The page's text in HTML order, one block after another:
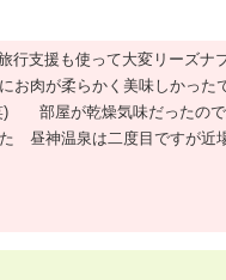
行支援も使って大変リーズナ
お肉が柔らかく美味しかった
) 部屋が乾燥気味だったの
昼神温泉は二度目ですが近